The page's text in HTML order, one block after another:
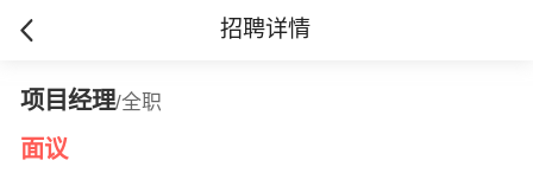
招聘详情
项目经理/全职
面议